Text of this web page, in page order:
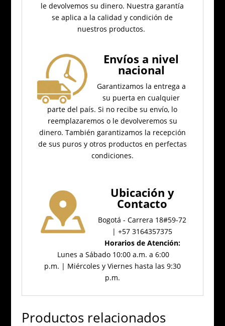
le devolvemos su dinero. Nuestra garantía
se aplica a la calidad y condición de
nuestros productos.
Envíos a nivel
nacional
Garantizamos la entrega a
su puerta en cualquier
parte del país. Si no recibe su envío, lo
reemplazaremos o le devolveremos su
dinero. También garantizamos la recepción
de sus puros y otros productos en perfectas
condiciones.
Ubicación y
Contacto
Bogotá - Carrera 18#59-72
| +57 3164357375
Horarios de Atención:
Lunes a Sábado 10:00 a.m. a 6:00
p.m. | Miércoles y Viernes hasta las 9:30
p.m.
Productos relacionados